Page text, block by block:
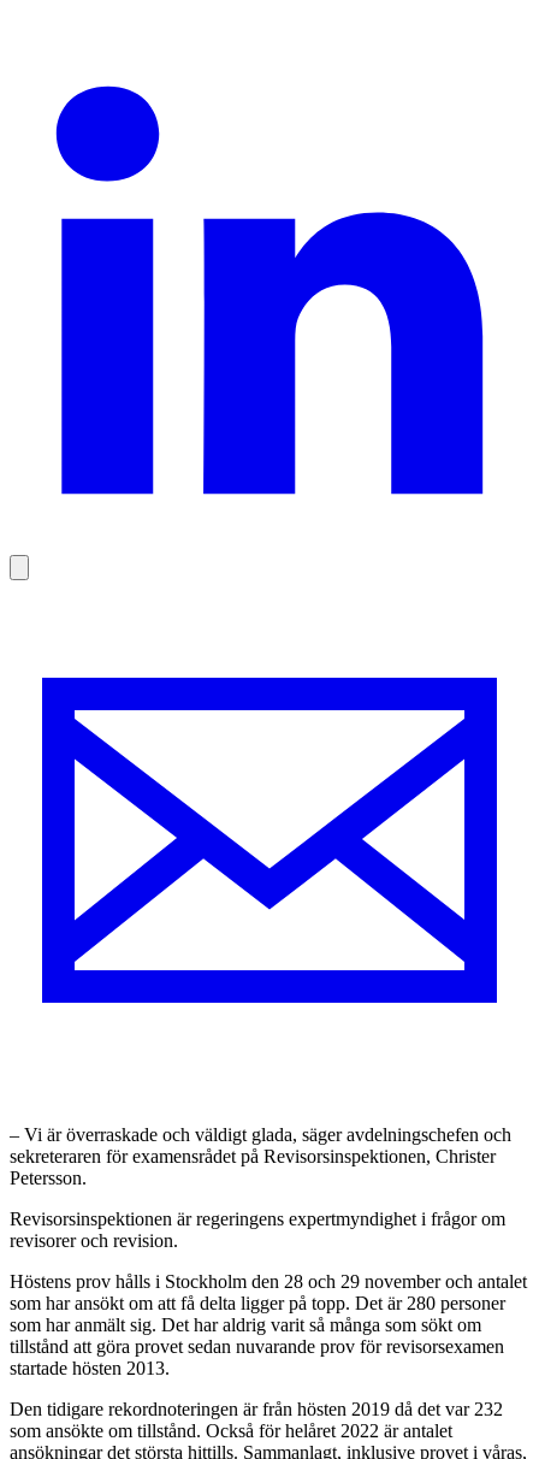
– Vi är överraskade och väldigt glada, säger avdelningschefen och
sekreteraren för examensrådet på Revisorsinspektionen, Christer
Petersson.
Revisorsinspektionen är regeringens expertmyndighet i frågor om
revisorer och revision.
Höstens prov hålls i Stockholm den 28 och 29 november och antalet
som har ansökt om att få delta ligger på topp. Det är 280 personer
som har anmält sig. Det har aldrig varit så många som sökt om
tillstånd att göra provet sedan nuvarande prov för revisorsexamen
startade hösten 2013.
Den tidigare rekordnoteringen är från hösten 2019 då det var 232
som ansökte om tillstånd. Också för helåret 2022 är antalet
ansökningar det största hittills. Sammanlagt, inklusive provet i våras,